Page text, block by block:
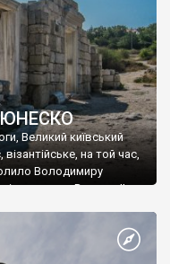
ЮНЕСКО
Великий київський
на той час,
Володимиру
імператору Василю ІІ, та
християнином.
Херсонесу Таврійського